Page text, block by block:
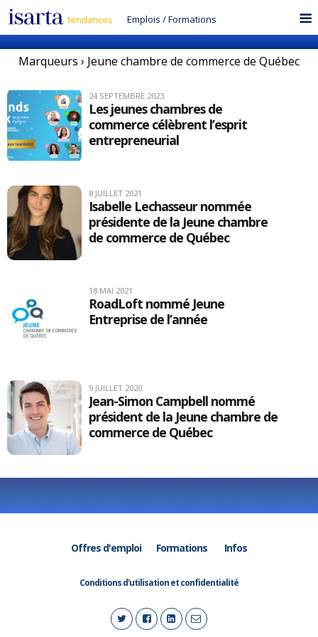
Emplois /Formations
Marqueurs › Jeune chambre de commerce de Québec
24 SEPTEMBRE 2023
Les jeunes chambres de
commerce célèbrent l’esprit
entrepreneurial
8 JUILLET 2021
Isabelle Lechasseur nommée
présidente de la Jeune chambre
de commerce de Québec
18 MAI 2021
RoadLoft nommé Jeune
Entreprise de l’année
9 JUILLET 2020
Jean-Simon Campbell nommé
président de la Jeune chambre de
commerce de Québec
Offres d'emploi Formations Infos
Conditions d'utilisation et confidentialité